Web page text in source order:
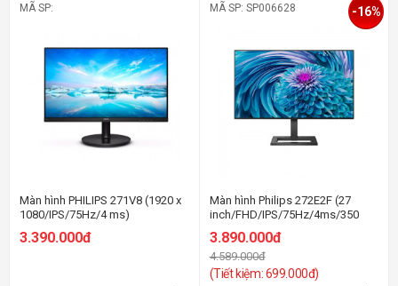
MÃ SP:
Màn hình PHILIPS 271V8 (1920 x
1080/IPS/75Hz/4 ms)
3.390.000đ
MÃ SP: SP006628
Màn hình Philips 272E2F (27
inch/FHD/IPS/75Hz/4ms/350
nits/HDMI+DP+VGA)
3.890.000đ
4.589.000đ
(Tiết kiệm: 699.000đ)
-16%